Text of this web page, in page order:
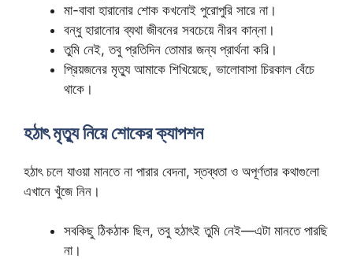
মা-বাবা হারানোর শোক কখনোই পুরোপুরি সারে না।
বন্ধু হারানোর ব্যথা জীবনের সবচেয়ে নীরব কান্না।
তুমি নেই, তবু প্রতিদিন তোমার জন্য প্রার্থনা করি।
প্রিয়জনের মৃত্যু আমাকে শিখিয়েছে, ভালোবাসা চিরকাল বেঁচে
থাকে।
হঠাৎ মৃত্যু নিয়ে শোকের ক্যাপশন
হঠাৎ চলে যাওয়া মানতে না পারার বেদনা, স্তব্ধতা ও অপূর্ণতার কথাগুলো
এখানে খুঁজে নিন।
সবকিছু ঠিকঠাক ছিল, তবু হঠাৎই তুমি নেই—এটা মানতে পারছি
না।